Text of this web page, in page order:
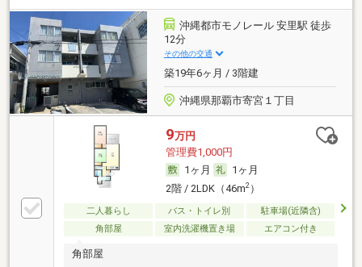
沖縄都市モノレール 安里駅 徒歩
12分
その他の交通
築19年6ヶ月 / 3階建
沖縄県那覇市寄宮１丁目
9万円
管理費1,000円
1ヶ月
1ヶ月
2階 / 2LDK（46m2）
二人暮らし バス・トイレ別
駐車場(近隣含)
角部屋
室内洗濯機置き場 エアコン付き
角部屋